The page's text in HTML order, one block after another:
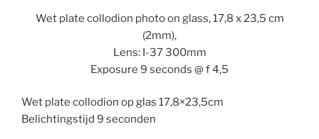
Wet plate collodion photo on glass, 17,8 x 23,5 cm
(2mm),
Lens: I-37 300mm
Exposure 9 seconds @ f 4,5
Wet plate collodion op glas 17,8×23,5cm
Belichtingstijd 9 seconden